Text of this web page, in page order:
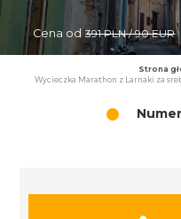
Cena od 391 PLN / 90 EUR
Strona
Wycieczka Marathon z Larnaki za